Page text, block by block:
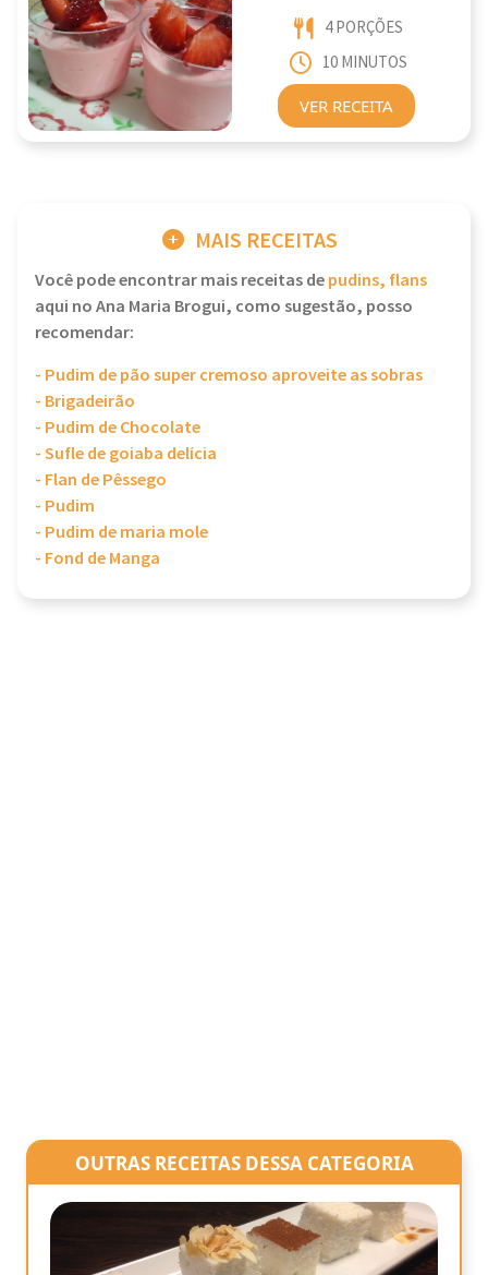
4 PORÇÕES
10 MINUTOS
VER RECEITA
MAIS RECEITAS
Você pode encontrar mais receitas depudins, flans
aqui no Ana Maria Brogui, como sugestão, posso
recomendar:
- Pudim de pão super cremoso aproveite as sobras
- Brigadeirão
- Pudim de Chocolate
- Sufle de goiaba delícia
- Flan de Pêssego
- Pudim
- Pudim de maria mole
- Fond de Manga
OUTRAS RECEITAS DESSA CATEGORIA